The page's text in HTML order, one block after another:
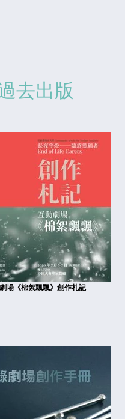
去出版
場《棉絮飄飄》創作札記